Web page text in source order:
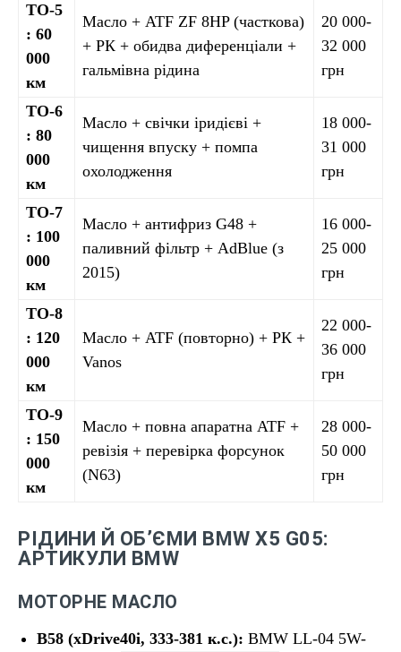
ТО-5
: 60
000
км
Масло + ATF ZF 8HP (часткова)
+ РК + обидва диференціали +
гальмівна рідина
20 000-
32 000
грн
ТО-6
: 80
000
км
Масло + свічки іридієві +
чищення впуску + помпа
охолодження
18 000-
31 000
грн
ТО-7
: 100
000
км
Масло + антифриз G48 +
паливний фільтр + AdBlue (з
2015)
16 000-
25 000
грн
ТО-8
: 120
000
км
Масло + ATF (повторно) + РК +
Vanos
22 000-
36 000
грн
ТО-9
: 150
000
км
Масло + повна апаратна ATF +
ревізія + перевірка форсунок
(N63)
28 000-
50 000
грн
РІДИНИ Й ОБ’ЄМИ BMW X5 G05:
АРТИКУЛИ BMW
МОТОРНЕ МАСЛО
B58 (xDrive40i, 333-381 к.с.): BMW LL-04 5W-